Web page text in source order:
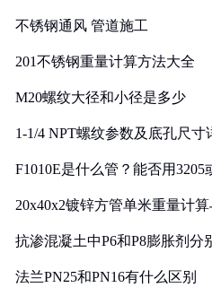
不锈钢通风 管道施工
201不锈钢重量计算方法大全
M20螺纹大径和小径是多少
1-1/4 NPT螺纹参数及底孔尺寸
F1010E是什么管？能否用3205
20x40x2镀锌方管单米重量计
抗渗混凝土中P6和P8膨胀剂分
法兰PN25和PN16有什么区别